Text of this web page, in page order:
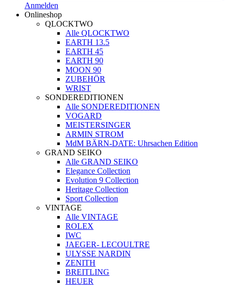
Anmelden
Onlineshop
QLOCKTWO
Alle QLOCKTWO
EARTH 13.5
EARTH 45
EARTH 90
MOON 90
ZUBEHÖR
WRIST
SONDEREDITIONEN
Alle SONDEREDITIONEN
VOGARD
MEISTERSINGER
ARMIN STROM
MdM BÄRN-DATE: Uhrsachen Edition
GRAND SEIKO
Alle GRAND SEIKO
Elegance Collection
Evolution 9 Collection
Heritage Collection
Sport Collection
VINTAGE
Alle VINTAGE
ROLEX
IWC
JAEGER- LECOULTRE
ULYSSE NARDIN
ZENITH
BREITLING
HEUER